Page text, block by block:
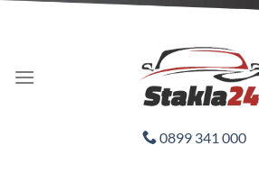
0899 341 000